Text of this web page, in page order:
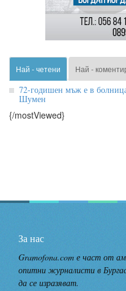
Най - четени Най -
72-годишен мъж е в
Шумен
{/mostViewed}
За нас
Gramofona.com е част от
опитни журналисти в
да се изразяват.